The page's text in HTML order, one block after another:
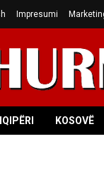
Impresumi
KOSOVË